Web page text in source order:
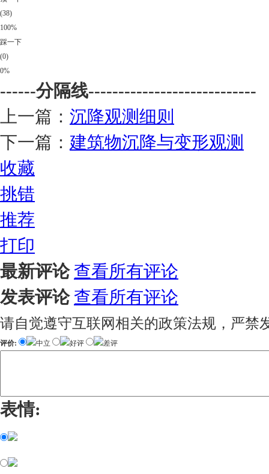
(38)
100%
踩一下
(0)
0%
------分隔线----------------------------
上一篇： 沉降观测细则
下一篇： 建筑物沉降与变形观测
收藏
挑错
推荐
打印
最新评论 查看所有评论
发表评论 查看所有评论
请自觉遵守互联网相关的政策法规，严禁
评价: 中立 好评 差评
表情: